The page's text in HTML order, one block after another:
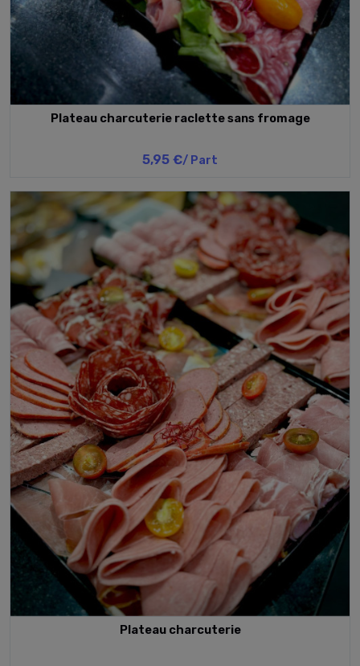
Plateau charcuterie raclette sans fromage
5,95 €/ Part
Plateau charcuterie